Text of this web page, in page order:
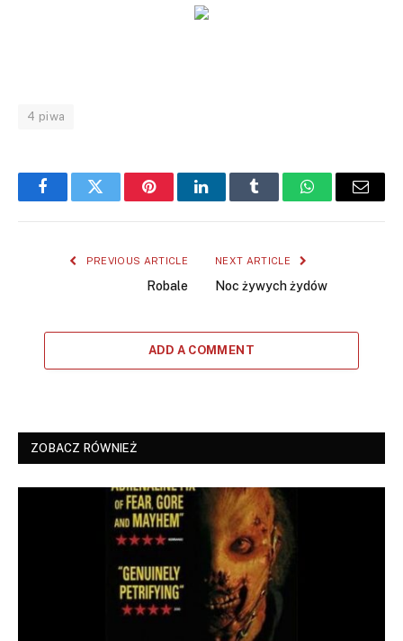
4 piwa
FacebookTwitter PinterestLinkedInTumblr WhatsAppEmail
PREVIOUS ARTICLE
Robale
NEXT ARTICLE
Noc żywych żydów
ADD A COMMENT
ZOBACZ RÓWNIEŻ